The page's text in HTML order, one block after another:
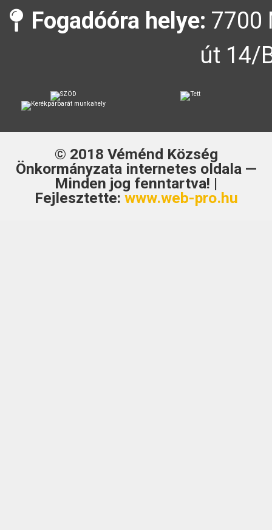
Fogadóóra helye: 7700
út 14/
© 2018 Véménd Község
Önkormányzatainternetes oldala —
Minden jog fenntartva! |
Fejlesztette: www.web-pro.hu